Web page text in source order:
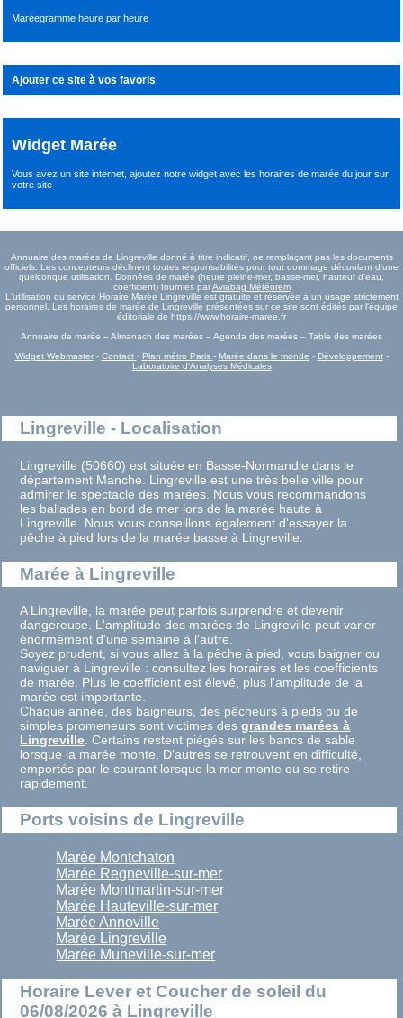
Maréegramme heure par heure
Ajouter ce site à vos favoris
Widget Marée
Vous avez un site internet,ajoutez notre widget avec les horaires de marée du joursur
votre site
Annuaire des marées de Lingreville donné à titre indicatif, ne remplaçant pas les documents
officiels. Les concepteurs déclinent toutes responsabilités pour tout dommage découlant d'une
quelconque utilisation. Données de marée (heure pleine-mer, basse-mer, hauteur d'eau,
coefficient) fournies parAviabag Météorem
L'utilisation du service Horaire Marée Lingreville est gratuite et réservée à un usage strictement
personnel. Les horaires de marée de Lingreville présentées sur ce site sont édités par l'équipe
éditoriale de https://www.horaire-maree.fr
Annuaire de marée – Almanach des marées – Agenda des marées – Table des marées
Widget Webmaster- Contact - Plan métro Paris - Marée dans le monde - Développement-
Laboratoire d'Analyses Médicales
Lingreville - Localisation
Lingreville (50660) est située en Basse-Normandie dans le
département Manche. Lingreville est une très belle ville pour
admirer le spectacle des marées. Nous vous recommandons
les ballades en bord de mer lors de la marée haute à
Lingreville. Nous vous conseillons également d'essayer la
pêche à pied lors de la marée basse à Lingreville.
Marée à Lingreville
A Lingreville, la marée peut parfois surprendre et devenir
dangereuse. L'amplitude des marées de Lingreville peut varier
énormément d'une semaine à l'autre.
Soyez prudent, si vous allez à la pêche à pied, vous baigner ou
naviguer à Lingreville : consultez les horaires et les coefficients
de marée. Plus le coefficient est élevé, plus l'amplitude de la
marée est importante.
Chaque année, des baigneurs, des pêcheurs à pieds ou de
simples promeneurs sont victimes desgrandes marées à
Lingreville. Certains restent piégés sur les bancs de sable
lorsque la marée monte. D'autres se retrouvent en difficulté,
emportés par le courant lorsque la mer monte ou se retire
rapidement.
Ports voisins de Lingreville
Marée Montchaton
Marée Regneville-sur-mer
Marée Montmartin-sur-mer
Marée Hauteville-sur-mer
Marée Annoville
Marée Lingreville
Marée Muneville-sur-mer
Horaire Lever et Coucher de soleil du
06/08/2026 à Lingreville